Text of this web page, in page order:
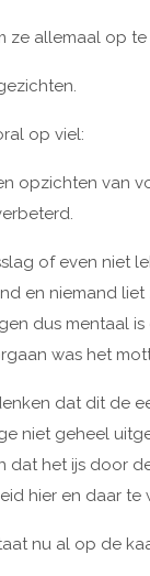
ze allemaal op
op viel:
opzichten van
of even niet
en niemand
dus mentaal
was het
dat dit de
niet geheel
dat het ijs door
hier en daar te
nu al op de